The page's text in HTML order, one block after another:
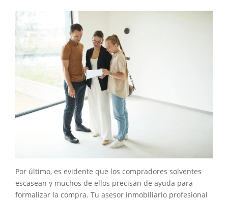
Por último, es evidente que los compradores solventes
escasean y muchos de ellos precisan de ayuda para
formalizar la compra. Tu asesor inmobiliario profesional